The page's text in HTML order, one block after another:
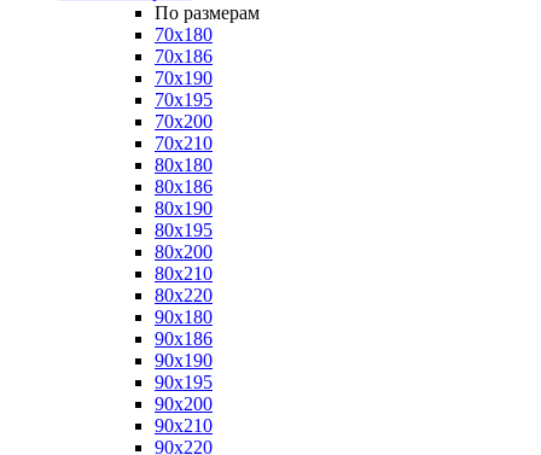
По размерам
70x180
70x186
70x190
70x195
70x200
70x210
80x180
80x186
80x190
80x195
80x200
80x210
80x220
90x180
90x186
90x190
90x195
90x200
90x210
90x220